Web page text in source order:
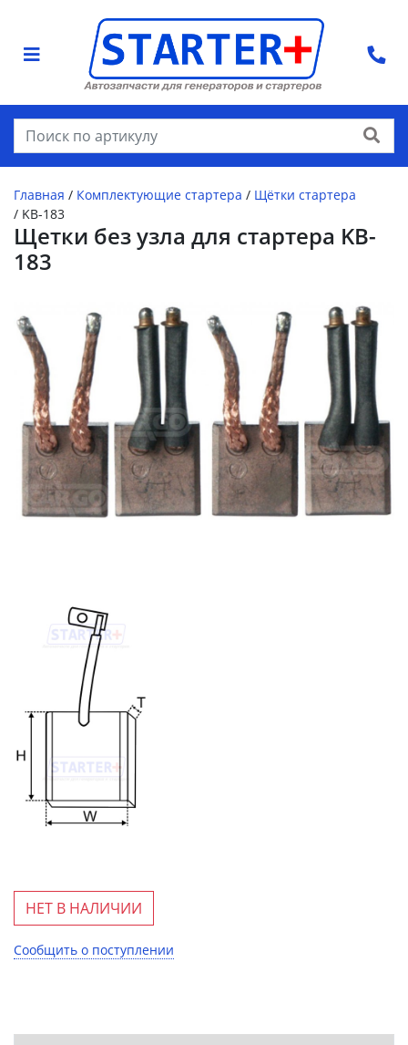
Найти
Главная / Комплектующие стартера / Щётки стартера
/ KB-183
Щетки без узла для стартера KB-
183
НЕТ В НАЛИЧИИ
Сообщить о поступлении